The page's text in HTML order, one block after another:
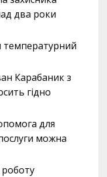
два роки
температурний
Карабаник з
гідно
для
можна